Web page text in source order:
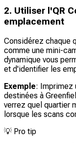
2. Utiliser l'QR
emplacement
Considérez chaque
comme une mini-
dynamique vous
et d'identifier les
Exemple: Imprimez
destinées à
verrez quel quartier
lorsque les scans
💡 Pro tip